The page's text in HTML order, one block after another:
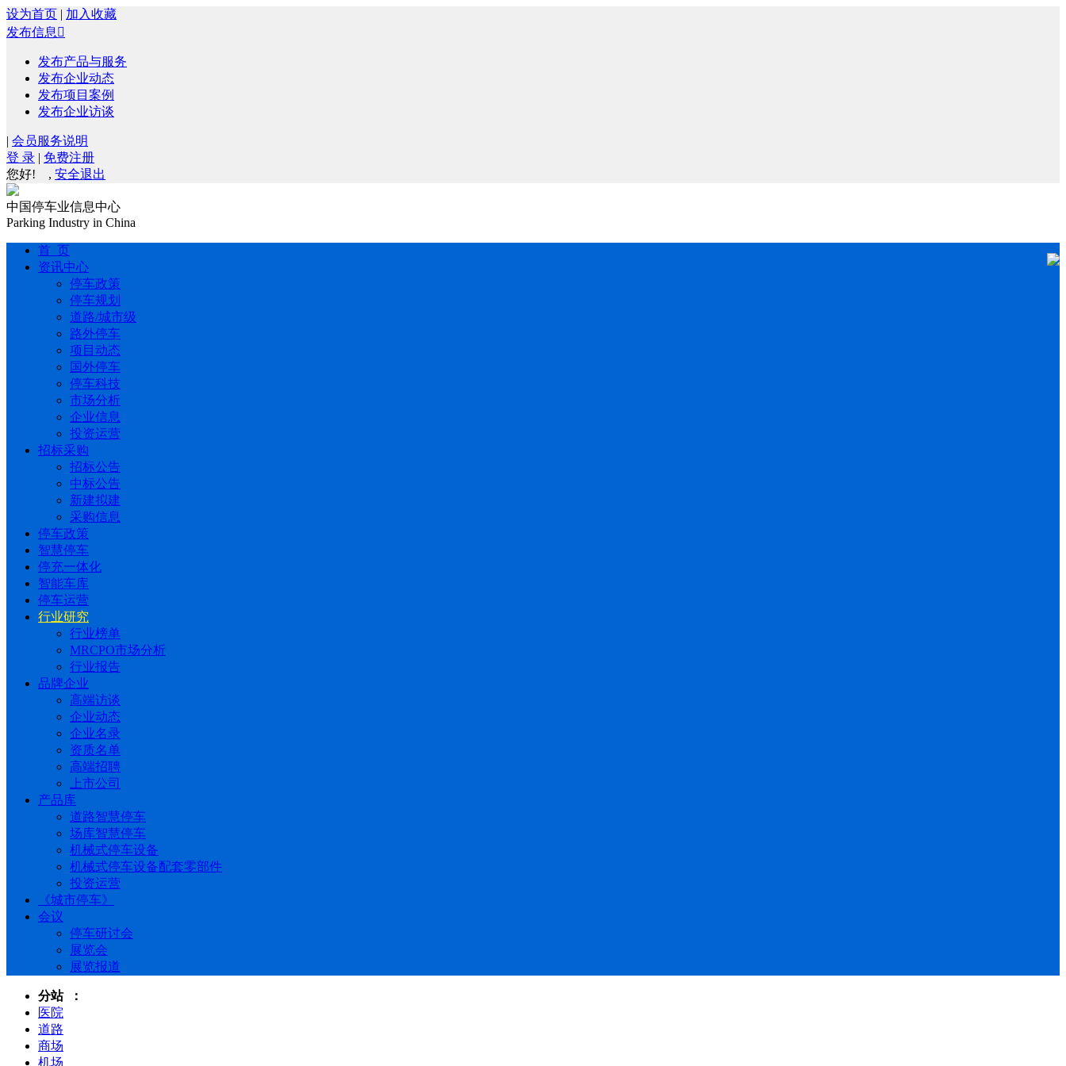
设为首页 | 加入收藏
发布信息 
发布产品与服务
发布企业动态
发布项目案例
发布企业访谈
| 会员服务说明
登 录 | 免费注册
您好!
, 安全退出
中国停车业信息中心
Parking Industry in China
首 页
资讯中心
停车政策
停车规划
道路/城市级
路外停车
项目动态
国外停车
停车科技
市场分析
企业信息
投资运营
招标采购
招标公告
中标公告
新建拟建
采购信息
停车政策
智慧停车
停充一体化
智能车库
停车运营
行业研究
行业榜单
MRCPO市场分析
行业报告
品牌企业
高端访谈
企业动态
企业名录
资质名单
高端招聘
上市公司
产品库
道路智慧停车
场库智慧停车
机械式停车设备
机械式停车设备配套零部件
投资运营
《城市停车》
会议
停车研讨会
展览会
展览报道
分站 ：
医院
道路
商场
机场